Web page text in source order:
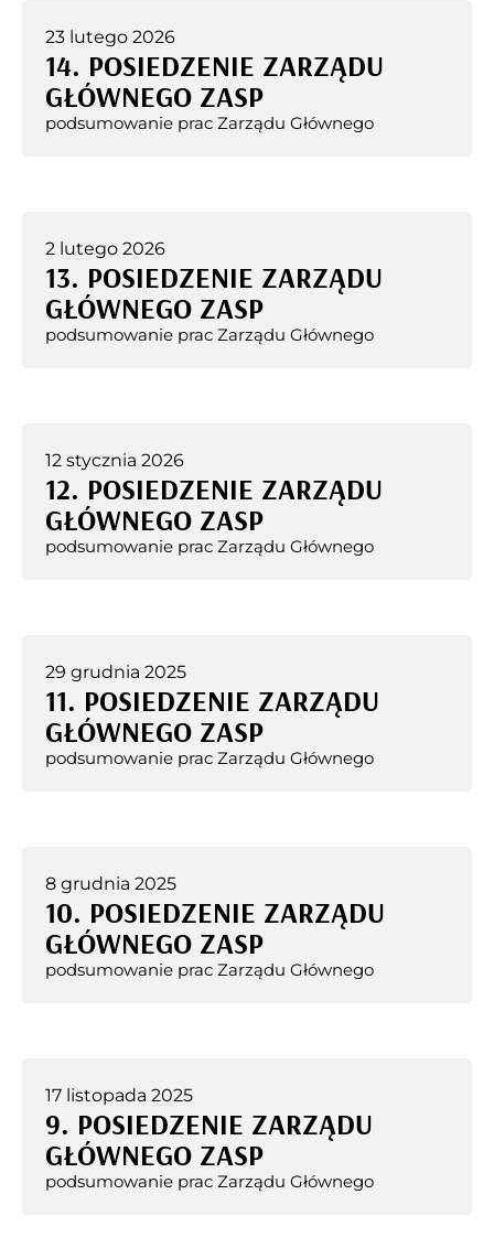
23 lutego 2026
14. POSIEDZENIE ZARZĄDU
GŁÓWNEGO ZASP
podsumowanie prac Zarządu Głównego
2 lutego 2026
13. POSIEDZENIE ZARZĄDU
GŁÓWNEGO ZASP
podsumowanie prac Zarządu Głównego
12 stycznia 2026
12. POSIEDZENIE ZARZĄDU
GŁÓWNEGO ZASP
podsumowanie prac Zarządu Głównego
29 grudnia 2025
11. POSIEDZENIE ZARZĄDU
GŁÓWNEGO ZASP
podsumowanie prac Zarządu Głównego
8 grudnia 2025
10. POSIEDZENIE ZARZĄDU
GŁÓWNEGO ZASP
podsumowanie prac Zarządu Głównego
17 listopada 2025
9. POSIEDZENIE ZARZĄDU
GŁÓWNEGO ZASP
podsumowanie prac Zarządu Głównego